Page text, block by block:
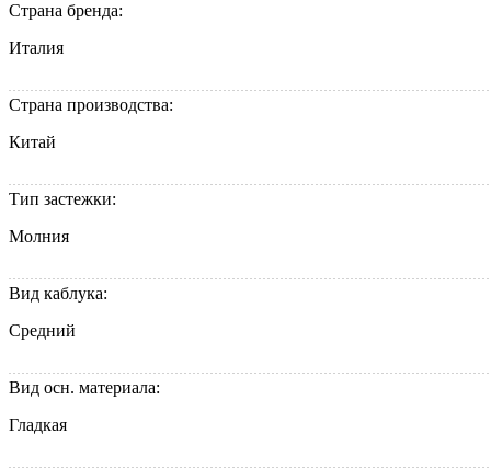
Страна бренда:
Италия
Страна производства:
Китай
Тип застежки:
Молния
Вид каблука:
Средний
Вид осн. материала:
Гладкая